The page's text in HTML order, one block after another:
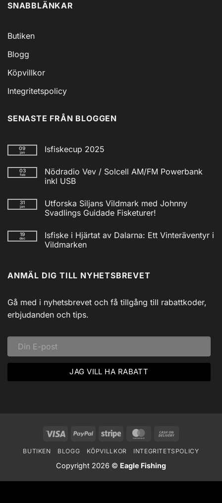
SNABBLÄNKAR
Butiken
Blogg
Köpvillkor
Integritetspolicy
SENASTE FRÅN BLOGGEN
09
jan Isfiskecup 2025
till
Isfiskecup
2025
03
feb
Nödradio Vev / Solcell AM/FM Powerbank
inkl USB
till
Nödradio
Vev
AM/FM
Powerbank
inkl
31
jan
Utforska Siljans Vildmark med Johnny
Svadlings Guidade Fisketurer!
till
Utforska
Siljans
Svadlings
Guidade
19
dec
Isfiske i Hjärtat av Dalarna: Ett Vinteräventyr i
Vildmarken
Isfiske
i
Dalarna:
Ett
Vinteräventyr
i
ANMÄL DIG TILL NYHETSBREVET
Gå med i nyhetsbrevet och få tillgång till rabattkoder,
erbjudanden och tips.
Visa PayPal Stripe MasterCard
Delivery
BUTIKEN BLOGG KÖPVILLKOR INTEGRITETSPOLICY
Copyright 2026 © Eagle Fishing